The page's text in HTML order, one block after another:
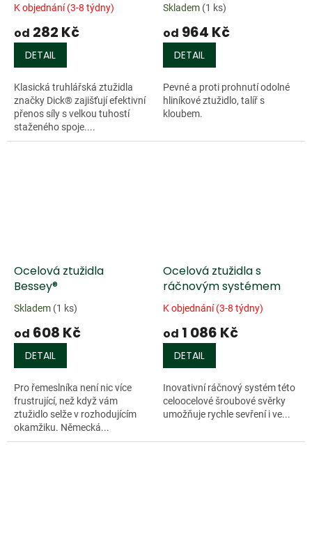
K objednání (3-8 týdny)
od 282 Kč
DETAIL
Klasická truhlářská ztužidla
značky Dick® zajišťují efektivní
přenos síly s velkou tuhostí
staženého spoje....
Skladem (1 ks)
od 964 Kč
DETAIL
Pevné a proti prohnutí odolné
hliníkové ztužidlo, talíř s
kloubem.
Ocelová ztužidla
Bessey®
Skladem (1 ks)
od 608 Kč
DETAIL
Pro řemeslníka není nic více
frustrující, než když vám
ztužidlo selže v rozhodujícím
okamžiku. Německá...
Ocelová ztužidla s
ráčnovým systémem
K objednání (3-8 týdny)
od 1 086 Kč
DETAIL
Inovativní ráčnový systém této
celoocelové šroubové svěrky
umožňuje rychle sevření i ve...